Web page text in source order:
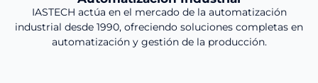
IASTECH actúa en el mercado de la automatización
industrial desde 1990, ofreciendo soluciones completas en
automatización y gestión de la producción.